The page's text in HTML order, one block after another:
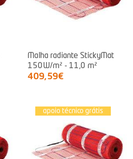
Malha radiante StickyMat
150W/m² - 11,0 m²
409,59€
apoio técnico grátis